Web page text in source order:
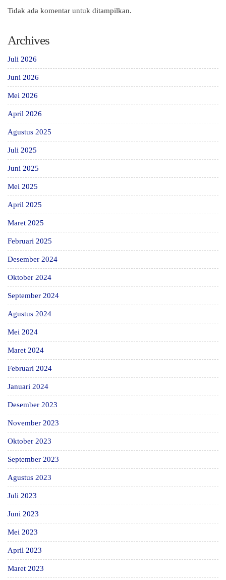
Tidak ada komentar untuk ditampilkan.
Archives
Juli 2026
Juni 2026
Mei 2026
April 2026
Agustus 2025
Juli 2025
Juni 2025
Mei 2025
April 2025
Maret 2025
Februari 2025
Desember 2024
Oktober 2024
September 2024
Agustus 2024
Mei 2024
Maret 2024
Februari 2024
Januari 2024
Desember 2023
November 2023
Oktober 2023
September 2023
Agustus 2023
Juli 2023
Juni 2023
Mei 2023
April 2023
Maret 2023